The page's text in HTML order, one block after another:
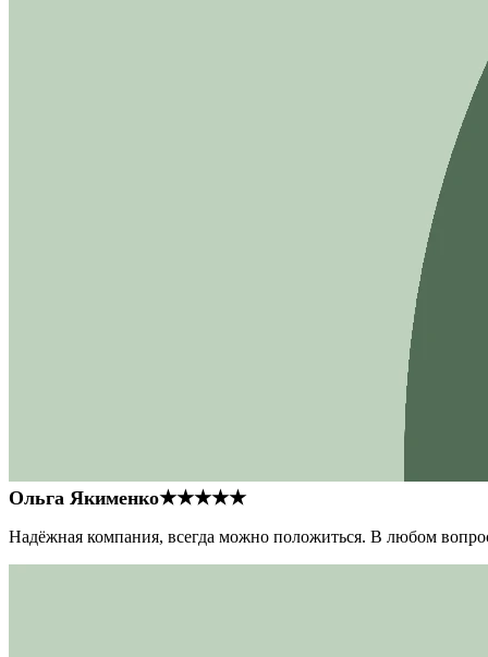
Ольга Якименко★★★★★
Надёжная компания, всегда можно положиться. В любом